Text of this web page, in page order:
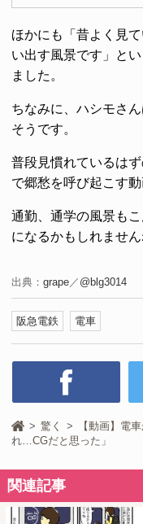
ほかにも「昔よく見
い出す風景です」と
ました。
ちなみに、ハシモさ
そうです。
普段見慣れているは
で郷愁を呼び起こす
通勤、通学の風景も
になるかもしれません
出典： grape ／ @blg3014
阪急電鉄 電車
驚く
【動画】電
れ…CGだと思った」
関連記事